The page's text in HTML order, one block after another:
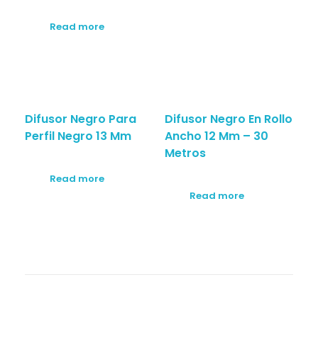
Read more
Difusor Negro Para
Perfil Negro 13 Mm
Read more
Difusor Negro En Rollo
Ancho 12 Mm – 30
Metros
Read more